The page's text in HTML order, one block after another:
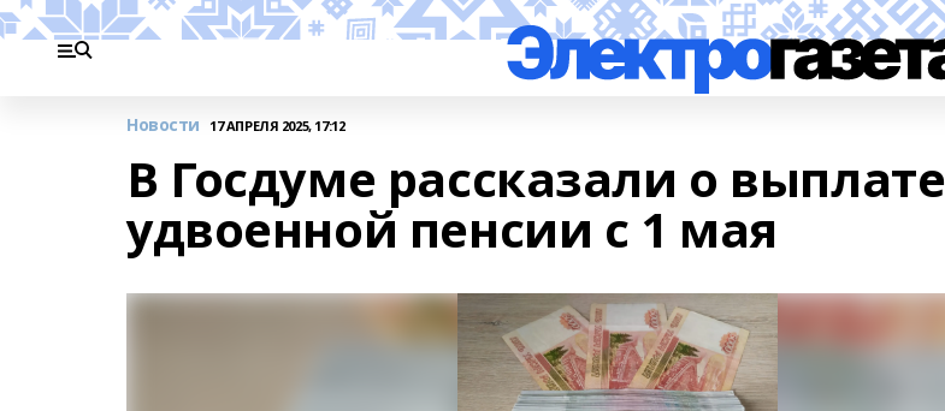
Новости 17 АПРЕЛЯ 2025, 17:12
В Госдуме рассказали о выплате
удвоенной пенсии с 1 мая